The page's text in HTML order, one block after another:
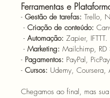
Ferramentas e
- Gestão de tarefas: Trello,
- Criação de conteúdo:
- Automação: Zapier, IFTTT.
- Marketing: Mailchimp, RD
- Pagamentos: PayPal,
- Cursos: Udemy, Coursera,
Chegamos ao final, mas